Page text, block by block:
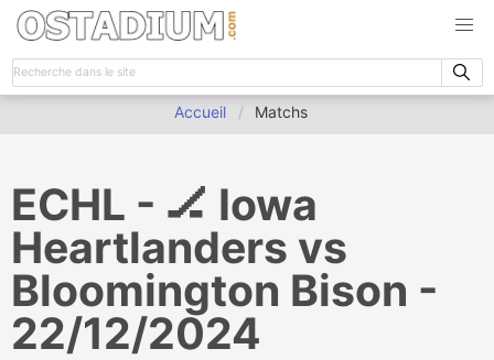
Accueil Matchs
ECHL - 🏒 Iowa
Heartlanders vs
Bloomington Bison -
22/12/2024